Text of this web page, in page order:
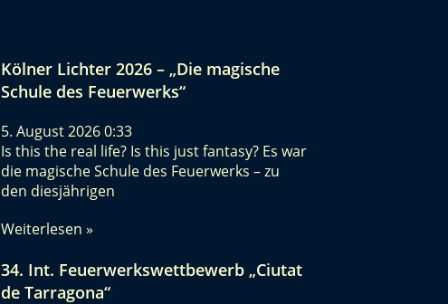
Kölner Lichter 2026 – „Die magische
Schule des Feuerwerks“
5. August 20260:33
Is this the real life? Is this just fantasy? Es war
die magische Schule des Feuerwerks – zu
den diesjährigen
Weiterlesen »
34. Int. Feuerwerkswettbewerb „Ciutat
de Tarragona“